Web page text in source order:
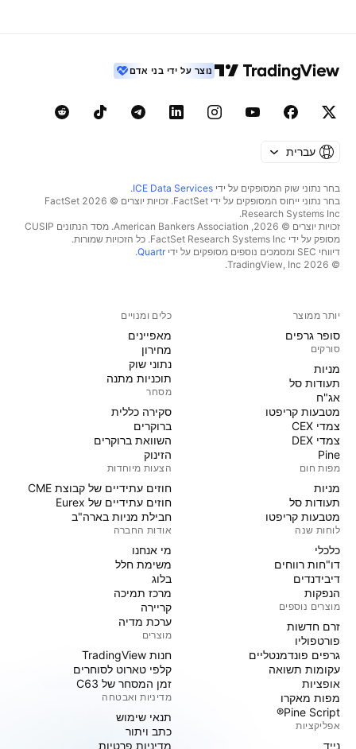
נוצר על ידי בני אדם
עברית
בחר נתוני שוק המסופקים על ידי ICE Data Services
.
בחר נתוני ייחוס המסופקים על ידי FactSet. זכויות יוצרים © 2026 ‏FactSet
Research Systems Inc.‏
זכויות יוצרים © 2026, ‏American Bankers Association. מסד הנתונים CUSIP
מסופק על ידי FactSet Research Systems Inc. כל הזכויות שמורות.
דיווחי SEC ומסמכים נוספים מסופקים על ידי
Quartr
.
© 2026 ‏TradingView, Inc.‏
יותר ממוצר
סופר גרפים
סורקים
מניות‏
תעודות סל
אג"ח
מטבעות קריפטו
צמדי CEX
צמדי DEX
Pine
מפות חום
מניות‏
תעודות סל
מטבעות קריפטו
לוחות שנה
כלכלי
דו"חות רווחים
דיבידנדים
הנפקות
מוצרים נוספים
זרם חדשות
פורטפוליו
גרפים פונדמנטליים
עקומות תשואה
אופציות
מפות מאקרו
Pine Script®
אפליקציות
נייד
כלים ומנויים
מאפיינים
מחירון
נתוני שוק
תוכניות מתנה
מסחר
סקירה כללית
ברוקרים
השוואת ברוקרים
הזינוק
הצעות מיוחדות
חוזים עתידיים של קבוצת CME
חוזים עתידיים של Eurex
חבילת מניות בארה"ב
אודות החברה
מי אנחנו
משימת חלל
בלוג
מרכז תמיכה
קריירה
ערכת מדיה
מוצרים
חנות TradingView
קלפי טארוט לסוחרים
זמן המסחר של C63
מדיניות ואבטחה
תנאי שימוש
כתב ויתור
מדיניות פרטיות